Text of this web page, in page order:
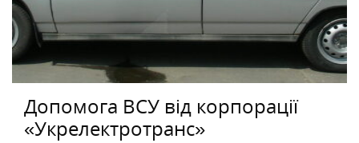
Допомога ВСУ від корпорації
«Укрелектротранс»